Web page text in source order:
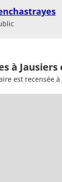
à
est recensée à